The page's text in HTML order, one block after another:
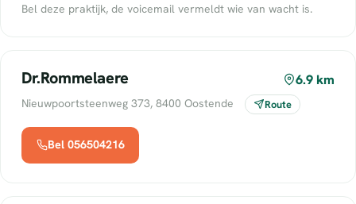
Bel deze praktijk, de voicemail vermeldt wie van wacht is.
Dr.Rommelaere 6.9 km
Nieuwpoortsteenweg 373, 8400 Oostende Route
Bel 056504216